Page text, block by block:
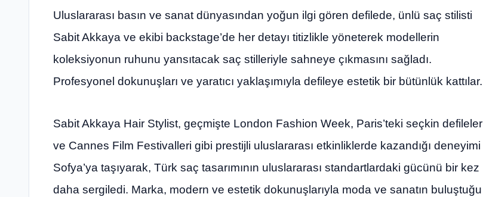
Uluslararası basın ve sanat dünyasından yoğun ilgi gören defilede, ünlü saç stilisti
Sabit Akkaya ve ekibi backstage’de her detayı titizlikle yöneterek modellerin
koleksiyonun ruhunu yansıtacak saç stilleriyle sahneye çıkmasını sağladı.
Profesyonel dokunuşları ve yaratıcı yaklaşımıyla defileye estetik bir bütünlük kattılar.
Sabit Akkaya Hair Stylist, geçmişte London Fashion Week, Paris’teki seçkin defileler
ve Cannes Film Festivalleri gibi prestijli uluslararası etkinliklerde kazandığı deneyimi
Sofya’ya taşıyarak, Türk saç tasarımının uluslararası standartlardaki gücünü bir kez
daha sergiledi. Marka, modern ve estetik dokunuşlarıyla moda ve sanatın buluştuğu